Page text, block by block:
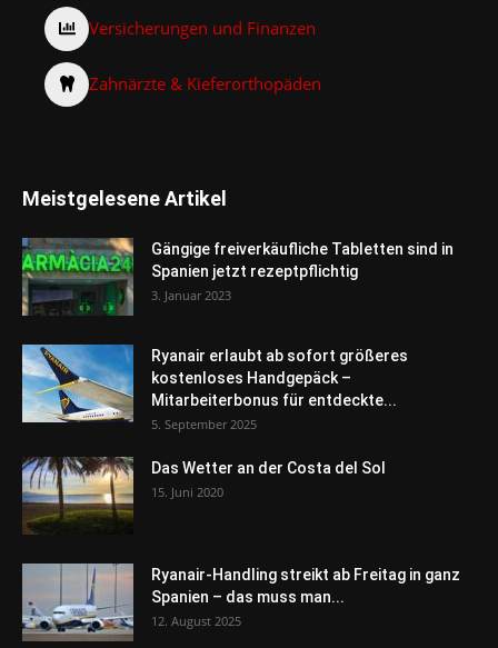
Versicherungen und Finanzen
Zahnärzte & Kieferorthopäden
Meistgelesene Artikel
Gängige freiverkäufliche Tabletten sind in
Spanien jetzt rezeptpflichtig
3. Januar 2023
Ryanair erlaubt ab sofort größeres
kostenloses Handgepäck –
Mitarbeiterbonus für entdeckte...
5. September 2025
Das Wetter an der Costa del Sol
15. Juni 2020
Ryanair-Handling streikt ab Freitag in ganz
Spanien – das muss man...
12. August 2025